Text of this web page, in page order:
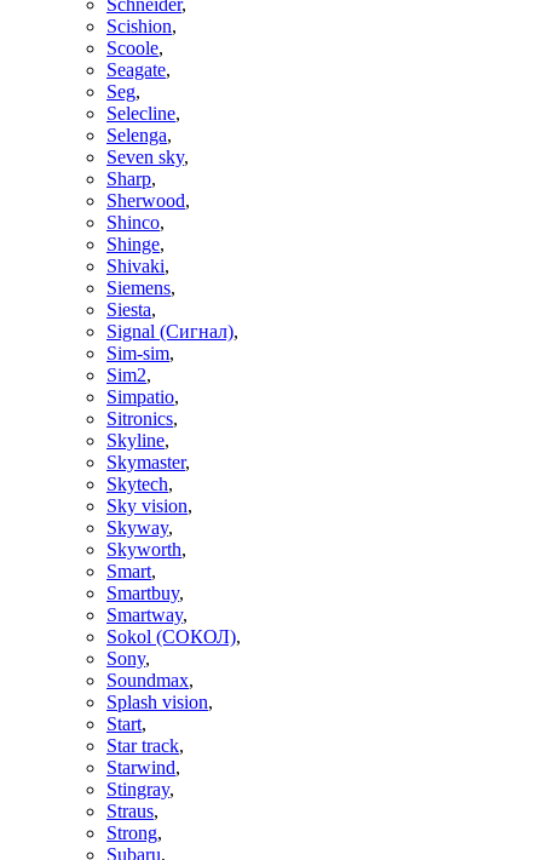
Scishion,
Scoole,
Seagate,
Seg,
Selecline,
Selenga,
Seven sky,
Sharp,
Sherwood,
Shinco,
Shinge,
Shivaki,
Siemens,
Siesta,
Signal (Сигнал),
Sim-sim,
Sim2,
Simpatio,
Sitronics,
Skyline,
Skymaster,
Skytech,
Sky vision,
Skyway,
Skyworth,
Smart,
Smartbuy,
Smartway,
Sokol (СОКОЛ),
Sony,
Soundmax,
Splash vision,
Start,
Star track,
Starwind,
Stingray,
Straus,
Strong,
Subaru,